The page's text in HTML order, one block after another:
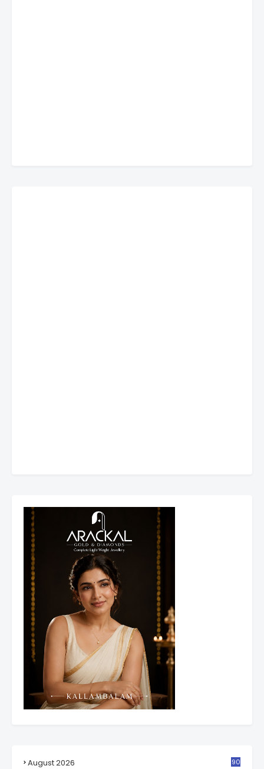
August 2026 90